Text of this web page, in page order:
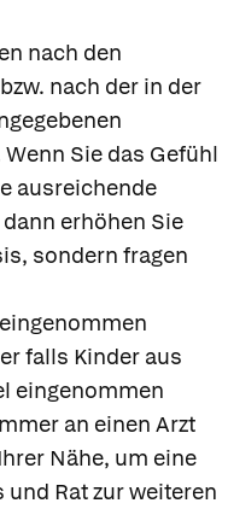
nach den
nach der in der
Sie das Gefühl
ausreichende
erhöhen Sie
sondern fragen
falls Kinder aus
eingenommen
an einen Arzt
Nähe, um eine
Rat zur weiteren